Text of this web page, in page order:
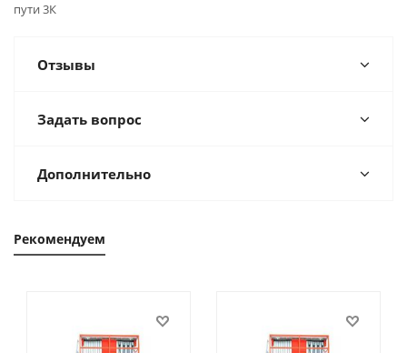
пути 3К
Отзывы
Задать вопрос
Дополнительно
Рекомендуем